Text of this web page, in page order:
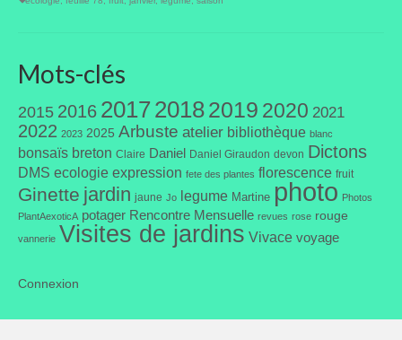
Visites de jardins
Flore et faune
Flore
Arbustes
Graminées
Vivaces
Mots-clés
2015 2016 201720182019 2020 2021
2022 2023 2025 Arbuste atelier bibliothèque blanc
bonsaïs breton Claire Daniel Daniel Giraudon devon Dictons
DMS ecologie expression fete des plantes florescence fruit
Ginette jardin jaune Jo legume Martine photo Photos
PlantAexoticA potager Rencontre Mensuelle revues rose rouge
vannerie Visites de jardins Vivace voyage
Connexion